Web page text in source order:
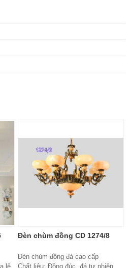
lê
Đèn chùm đồng CD 1274/8
Đèn chùm đồng đá cao cấp
Chất liệu: Đồng đúc, đá tự nhiên